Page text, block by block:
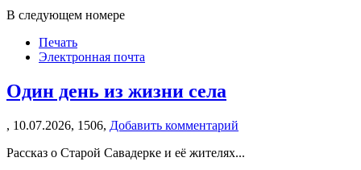
В следующем номере
Печать
Электронная почта
Один день из жизни села
, 10.07.2026, 1506, Добавить комментарий
Рассказ о Старой Савадерке и её жителях...